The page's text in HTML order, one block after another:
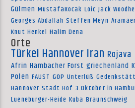
Gülmen MustafaKocak Loic Jack
Georges Abdallah Steffen Meyn
Knut Henkel Halim Dena
Orte
Türkei Hannover Iran Rojava
Afrin Hambacher Forst griechenland
Polen FAUST GOP Unterlüß
Hannover Stadt Hof 3.Oktober in
Lueneburger-Heide Kuba Braunschweig